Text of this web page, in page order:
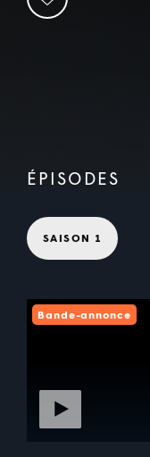
ÉPISODES
SAISON 1
Bande-annonce